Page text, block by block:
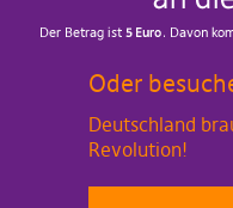
Oder
Deutschland
Revolution!